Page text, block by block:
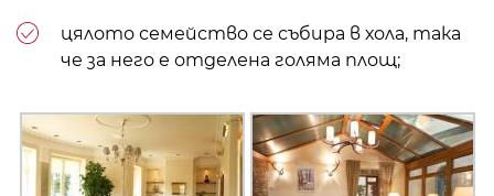
цялото семейство се събира в хола, така
че за него е отделена голяма площ;